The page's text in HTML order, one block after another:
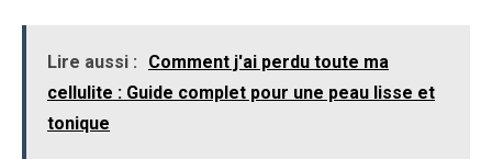
Lire aussi :
Comment j'ai perdu toute ma
cellulite : Guide complet pour une peau lisse et
tonique